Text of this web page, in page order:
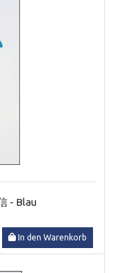
- Blau
In den Warenkorb